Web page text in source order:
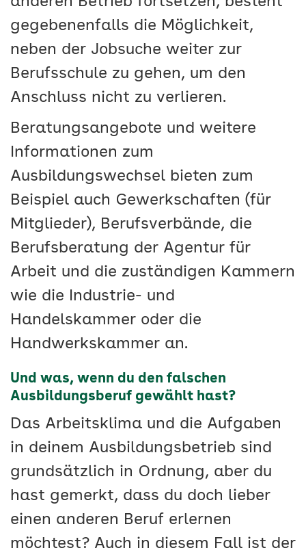
gegebenenfalls die Möglichkeit,
neben der Jobsuche weiter zur
Berufsschule zu gehen, um den
Anschluss nicht zu verlieren.
Beratungsangebote und weitere
Informationen zum
Ausbildungswechsel bieten zum
Beispiel auch Gewerkschaften (für
Mitglieder), Berufsverbände, die
Berufsberatung der Agentur für
Arbeit und die zuständigen Kammern
wie die Industrie- und
Handelskammer oder die
Handwerkskammer an.
Und was, wenn du den falschen
Ausbildungsberuf gewählt hast?
Das Arbeitsklima und die Aufgaben
in deinem Ausbildungsbetrieb sind
grundsätzlich in Ordnung, aber du
hast gemerkt, dass du doch lieber
einen anderen Beruf erlernen
möchtest? Auch in diesem Fall ist der